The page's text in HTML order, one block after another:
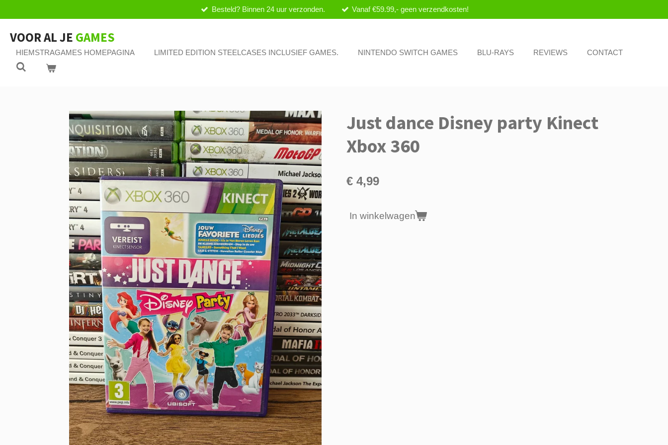
direct
naar
de
hoofdinhoud
Besteld? Binnen 24 uur verzonden. Vanaf €59.99,- geen verzendkosten!
VOOR AL JE GAMES
HIEMSTRAGAMES HOMEPAGINA LIMITED EDITION STEELCASES INCLUSIEF GAMES. NINTENDO SWITCH GAMES BLU-RAYS REVIEWS CONTACT
Just dance Disney party Kinect
Xbox 360
€ 4,99
In winkelwagen